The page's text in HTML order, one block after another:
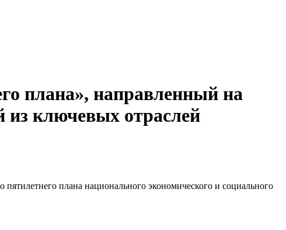
плана», направленный на
из ключевых отраслей
плана национального экономического и социального